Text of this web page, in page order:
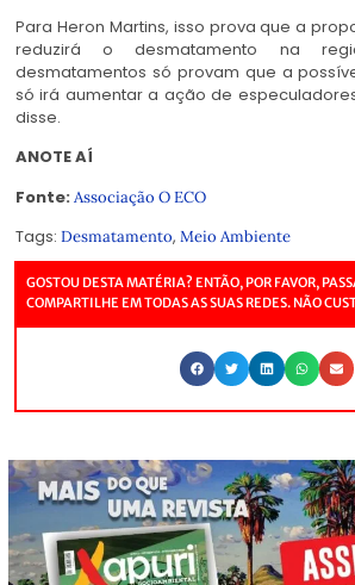
Para Heron Martins, isso prova que a
reduzirá o desmatamento na
desmatamentos só provam que a
só irá aumentar a ação de
disse.
ANOTE AÍ
Fonte: Associação O ECO
Tags: Desmatamento, Meio Ambiente
GOSTOU DESTA MATÉRIA? ENTÃO, POR FAVOR,
COMPARTILHE EM TODAS AS SUAS REDES. NÃO